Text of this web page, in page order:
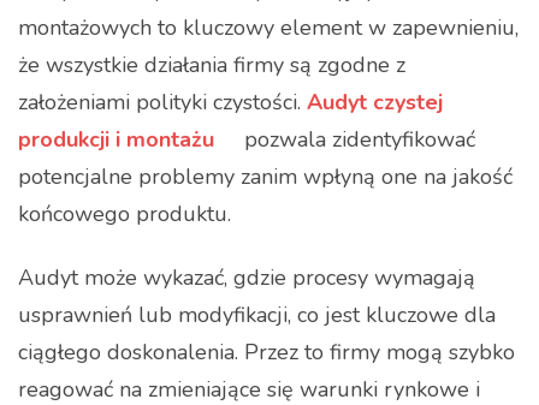
montażowych to kluczowy element w zapewnieniu,
że wszystkie działania firmy są zgodne z
założeniami polityki czystości. Audyt czystej
produkcji i montażu
pozwala zidentyfikować
potencjalne problemy zanim wpłyną one na jakość
końcowego produktu.
Audyt może wykazać, gdzie procesy wymagają
usprawnień lub modyfikacji, co jest kluczowe dla
ciągłego doskonalenia. Przez to firmy mogą szybko
reagować na zmieniające się warunki rynkowe i